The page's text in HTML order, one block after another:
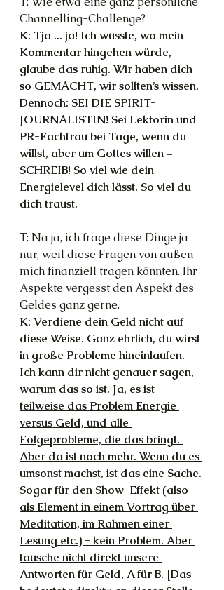
Channelling-Challenge?
K: Tja ... ja! Ich wusste, wo mein
Kommentar hingehen würde,
glaube das ruhig. Wir haben dich
so GEMACHT, wir sollten’s wissen.
Dennoch: SEI DIE SPIRIT-
JOURNALISTIN! Sei Lektorin und
PR-Fachfrau bei Tage, wenn du
willst, aber um Gottes willen –
SCHREIB! So viel wie dein
Energielevel dich lässt. So viel du
dich traust.
T: Na ja, ich frage diese Dinge ja
nur, weil diese Fragen von außen
mich finanziell tragen könnten. Ihr
Aspekte vergesst den Aspekt des
Geldes ganz gerne.
K: Verdiene dein Geld nicht auf
diese Weise. Ganz ehrlich, du wirst
in große Probleme hineinlaufen.
Ich kann dir nicht genauer sagen,
warum das so ist. Ja, es ist
teilweise das Problem Energie
versus Geld, und alle
Folgeprobleme, die das bringt.
Aber da ist noch mehr. Wenn du es
umsonst machst, ist das eine Sache.
Sogar für den Show-Effekt (also
als Element in einem Vortrag über
Meditation, im Rahmen einer
Lesung etc.) - kein Problem. Aber
tausche nicht direkt unsere
Antworten für Geld, A für B. [Das